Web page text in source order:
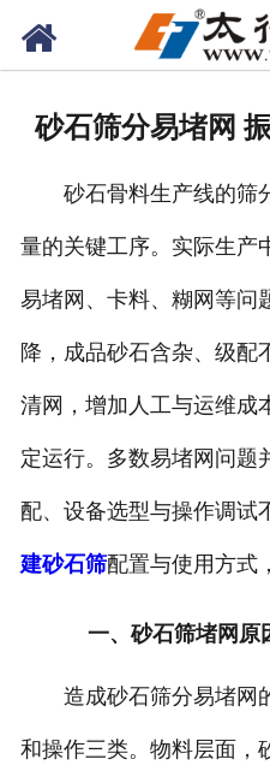
砂石筛分易堵网
砂石骨料生产线的筛
量的关键工序。实际生产
易堵网、卡料、糊网等问
降，成品砂石含杂、级配
清网，增加人工与运维成
定运行。多数易堵网问题
配、设备选型与操作调试
建砂石筛配置与使用方式
一、砂石筛堵网原
造成砂石筛分易堵网
和操作三类。物料层面，